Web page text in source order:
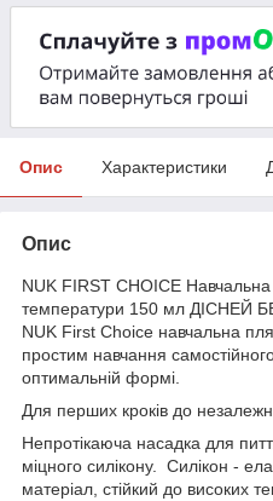
Опис Характеристики
Опис
NUK FIRST CHOICE
температури 150 мл ДІСНЕЙ
NUK First Choice навчальна
простим навчання
оптимальній формі.
Для перших кроків до
Непротікаюча насадка для
міцного силікону. Силікон -
матеріал, стійкий до високих